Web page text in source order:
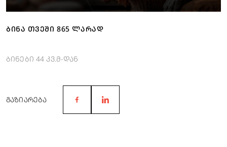
ᲑᲘᲜᲐ ᲗᲕᲔᲨᲘ 865 ᲚᲐᲠᲐᲓ
ბინები 44 კვ.მ-დან
ᲒᲐᲖᲘᲐᲠᲔᲑᲐ